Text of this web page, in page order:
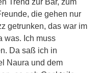
Trend zur Bar, zum
die gehen nur
getrunken, das war im
was. Ich muss
Da saß ich in
Naura und dem